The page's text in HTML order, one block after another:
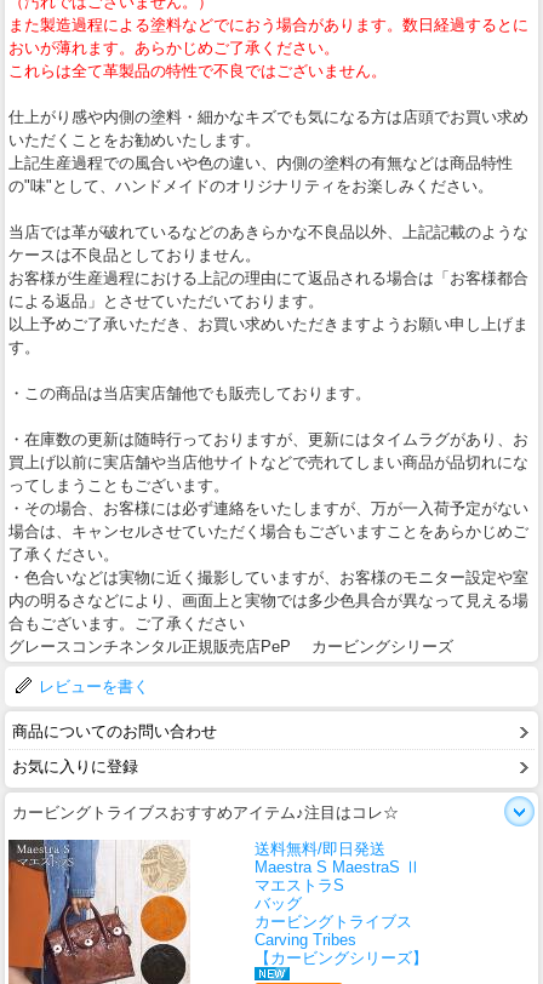
また製造過程による塗料などでにおう場合があります。数日経過するとに
おいが薄れます。あらかじめご了承ください。
これらは全て革製品の特性で不良ではございません。
仕上がり感や内側の塗料・細かなキズでも気になる方は店頭でお買い求め
いただくことをお勧めいたします。
上記生産過程での風合いや色の違い、内側の塗料の有無などは商品特性
の"味"として、ハンドメイドのオリジナリティをお楽しみください。
当店では革が破れているなどのあきらかな不良品以外、上記記載のような
ケースは不良品としておりません。
お客様が生産過程における上記の理由にて返品される場合は「お客様都合
による返品」とさせていただいております。
以上予めご了承いただき、お買い求めいただきますようお願い申し上げま
す。
・この商品は当店実店舗他でも販売しております。
・在庫数の更新は随時行っておりますが、更新にはタイムラグがあり、お
買上げ以前に実店舗や当店他サイトなどで売れてしまい商品が品切れにな
ってしまうこともございます。
・その場合、お客様には必ず連絡をいたしますが、万が一入荷予定がない
場合は、キャンセルさせていただく場合もございますことをあらかじめご
了承ください。
・色合いなどは実物に近く撮影していますが、お客様のモニター設定や室
内の明るさなどにより、画面上と実物では多少色具合が異なって見える場
合もございます。ご了承ください
グレースコンチネンタル正規販売店PeP カービングシリーズ
レビューを書く
商品についてのお問い合わせ
お気に入りに登録
カービングトライブスおすすめアイテム♪注目はコレ☆
送料無料/即日発送
Maestra S MaestraS Ⅱ
マエストラS
バッグ
カービングトライブス
Carving Tribes
【カービングシリーズ】